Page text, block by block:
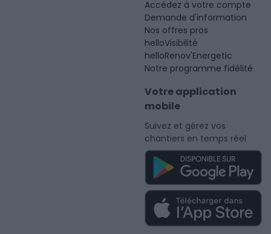
Accédez à votre compte
Demande d'information
Nos offres pros
helloVisibilité
helloRenov'Energetic
Notre programme fidélité
Votre application
mobile
Suivez et gérez vos
chantiers en temps réel